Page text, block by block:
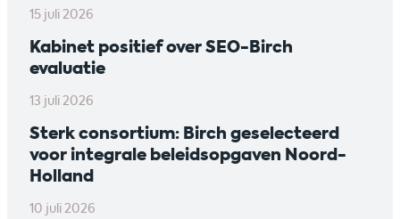
15 juli 2026
Kabinet positief over SEO-Birch
evaluatie
13 juli 2026
Sterk consortium: Birch geselecteerd
voor integrale beleidsopgaven Noord-
Holland
10 juli 2026